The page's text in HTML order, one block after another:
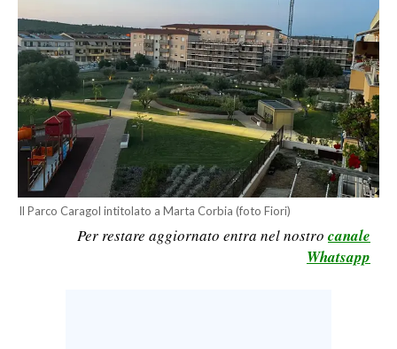
POLITICA
ECONOMIA
SERVIZI ALLE IMPRESE
LAVORO
BANDI
SPORT IN SARDEGNA
Il Parco Caragol intitolato a Marta Corbia (foto Fiori)
Per restare aggiornato entra nel nostro canale
Whatsapp